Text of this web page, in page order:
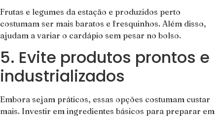
Frutas e legumes da estação e produzidos perto
costumam ser mais baratos e fresquinhos. Além disso,
ajudam a variar o cardápio sem pesar no bolso.
5. Evite produtos prontos e
industrializados
Embora sejam práticos, essas opções costumam custar
mais. Investir em ingredientes básicos para preparar em